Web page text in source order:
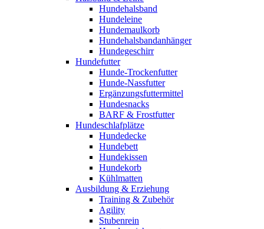
Hundehalsband
Hundeleine
Hundemaulkorb
Hundehalsbandanhänger
Hundegeschirr
Hundefutter
Hunde-Trockenfutter
Hunde-Nassfutter
Ergänzungsfuttermittel
Hundesnacks
BARF & Frostfutter
Hundeschlafplätze
Hundedecke
Hundebett
Hundekissen
Hundekorb
Kühlmatten
Ausbildung & Erziehung
Training & Zubehör
Agility
Stubenrein